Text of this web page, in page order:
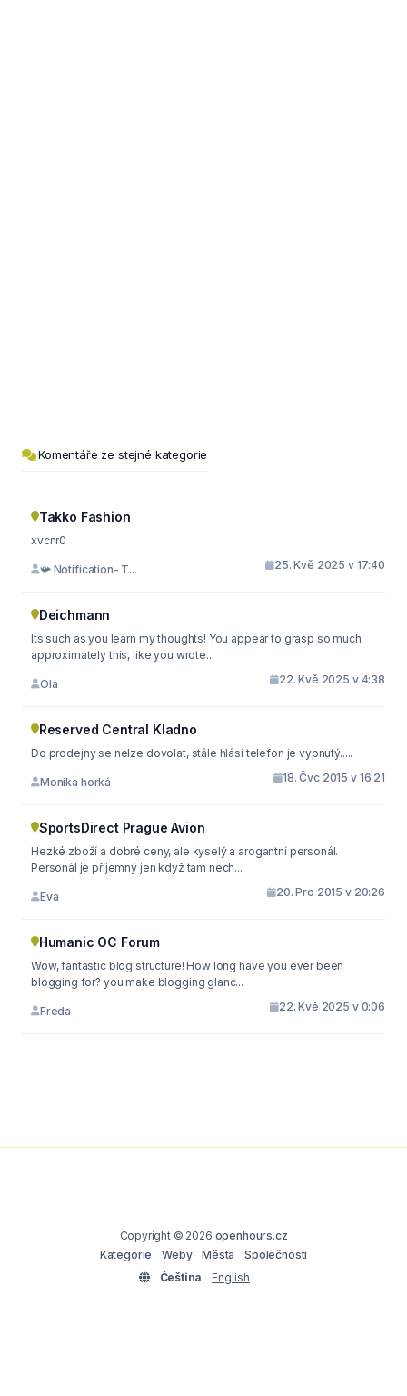
Komentáře ze stejné kategorie
Takko Fashion
xvcnr0
📯 Notification- T... 25. Kvě 2025 v 17:40
Deichmann
Its such as you learn my thoughts! You appear to grasp so much
approximately this, like you wrote...
Ola 22. Kvě 2025 v 4:38
Reserved Central Kladno
Do prodejny se nelze dovolat, stále hlásí telefon je vypnutý.....
Monika horká 18. Čvc 2015 v 16:21
SportsDirect Prague Avion
Hezké zboží a dobré ceny, ale kyselý a arogantní personál.
Personál je příjemný jen když tam nech...
Eva 20. Pro 2015 v 20:26
Humanic OC Forum
Wow, fantastic blog structure! How long have you ever been
blogging for? you make blogging glanc...
Freda 22. Kvě 2025 v 0:06
Copyright © 2026 openhours.cz
Kategorie
Weby Města
Společnosti
Čeština
English